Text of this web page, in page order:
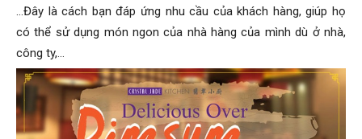
…Đây là cách bạn đáp ứng nhu cầu của khách hàng, giúp họ
có thể sử dụng món ngon của nhà hàng của mình dù ở nhà,
công ty,…